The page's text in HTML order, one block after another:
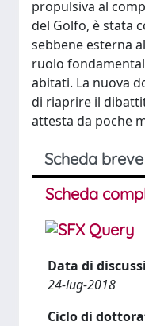
propulsiva al
del Golfo, è stata
sebbene esterna
ruolo
abitati. La nuova
di riaprire il
attesta da poche
Scheda breve
Scheda
Data di
24-lug-2018
Ciclo di